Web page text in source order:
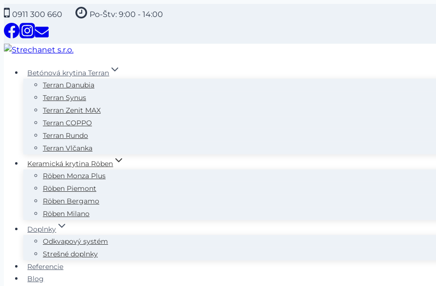
Skip
to
content
0911 300 660 Po-Štv: 9:00 - 14:00
Betónová krytina Terran
Terran Danubia
Terran Synus
Terran Zenit MAX
Terran COPPO
Terran Rundo
Terran Vlčanka
Keramická krytina Röben
Röben Monza Plus
Röben Piemont
Röben Bergamo
Röben Milano
Doplnky
Odkvapový systém
Strešné doplnky
Referencie
Blog